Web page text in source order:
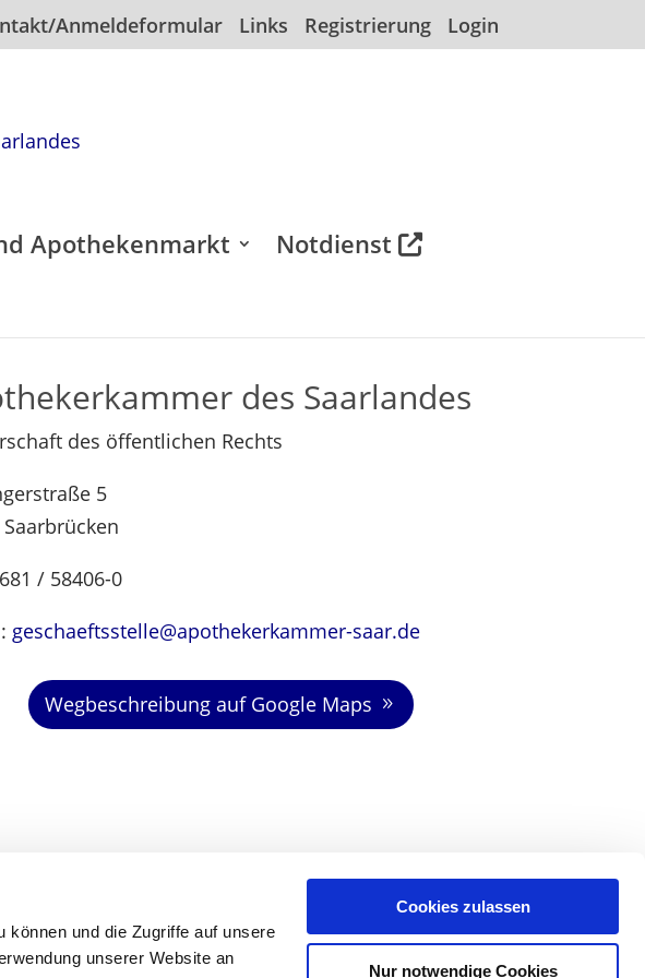
können und die Zugriffe auf unsere
unserer Website an
Cookies zulassen
Nur notwendige Cookies
Anmeldeformular Links Registrierung Login
Apothekenmarkt
Notdienst
des Saarlandes
des öffentlichen Rechts
5
Saarbrücken
/ 58406-0
geschaeftsstelle@apothekerkammer-saar.de
Wegbeschreibung auf Google Maps